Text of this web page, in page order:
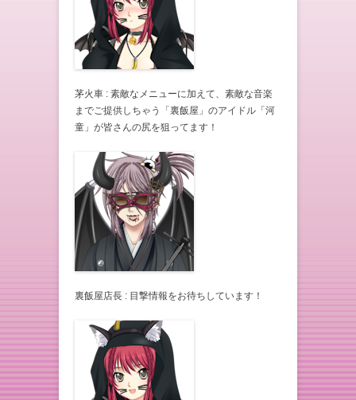
茅火車 : 素敵なメニューに加えて、素敵な音楽
までご提供しちゃう「裏飯屋」のアイドル「河
童」が皆さんの尻を狙ってます！
裏飯屋店長 : 目撃情報をお待ちしています！